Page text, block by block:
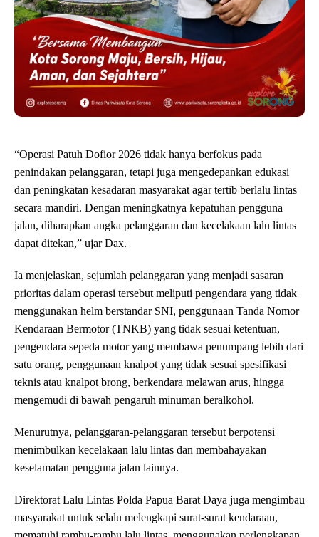
“Operasi Patuh Dofior 2026 tidak hanya berfokus pada
penindakan pelanggaran, tetapi juga mengedepankan edukasi
dan peningkatan kesadaran masyarakat agar tertib berlalu lintas
secara mandiri. Dengan meningkatnya kepatuhan pengguna
jalan, diharapkan angka pelanggaran dan kecelakaan lalu lintas
dapat ditekan,” ujar Dax.
Ia menjelaskan, sejumlah pelanggaran yang menjadi sasaran
prioritas dalam operasi tersebut meliputi pengendara yang tidak
menggunakan helm berstandar SNI, penggunaan Tanda Nomor
Kendaraan Bermotor (TNKB) yang tidak sesuai ketentuan,
pengendara sepeda motor yang membawa penumpang lebih dari
satu orang, penggunaan knalpot yang tidak sesuai spesifikasi
teknis atau knalpot brong, berkendara melawan arus, hingga
mengemudi di bawah pengaruh minuman beralkohol.
Menurutnya, pelanggaran-pelanggaran tersebut berpotensi
menimbulkan kecelakaan lalu lintas dan membahayakan
keselamatan pengguna jalan lainnya.
Direktorat Lalu Lintas Polda Papua Barat Daya juga mengimbau
masyarakat untuk selalu melengkapi surat-surat kendaraan,